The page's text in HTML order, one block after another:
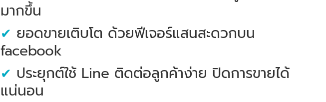
มากขึ้น
✔ ยอดขายเติบโต ด้วยฟีเจอร์แสนสะดวกบน
facebook
✔ ประยุกต์ใช้ Line ติดต่อลูกค้าง่าย ปิดการขายได้
แน่นอน